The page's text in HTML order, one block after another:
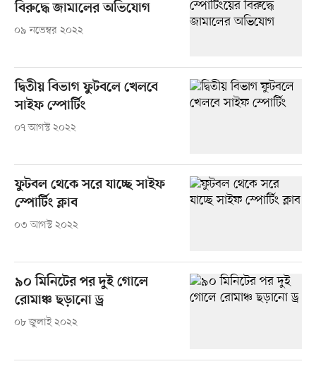
বিরুদ্ধে জামালের অভিযোগ
০৯ নভেম্বর ২০২২
দ্বিতীয় বিভাগ ফুটবলে খেলবে
সাইফ স্পোর্টিং
০৭ আগস্ট ২০২২
ফুটবল থেকে সরে যাচ্ছে সাইফ
স্পোর্টিং ক্লাব
০৩ আগস্ট ২০২২
৯০ মিনিটের পর দুই গোলে
রোমাঞ্চ ছড়ানো ড্র
০৮ জুলাই ২০২২